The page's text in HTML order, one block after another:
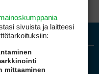
sivuista ja laitteesi
mittaaminen